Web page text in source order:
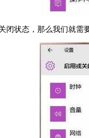
闭状态，那么我们就